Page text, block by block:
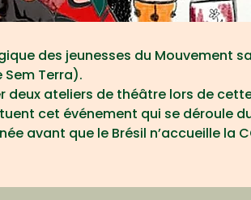
des jeunesses du Mouvement
Terra).
deux ateliers de théâtre lors de
cet événement qui se déroule du
avant que le Brésil n’accueille la